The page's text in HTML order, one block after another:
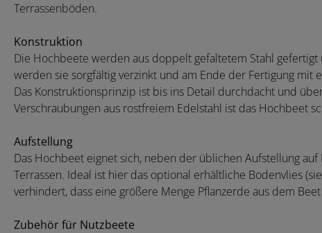
Terrassenböden.
Konstruktion
Die Hochbeete werden aus doppelt gefaltetem Stahl
werden sie sorgfältig verzinkt und am Ende der Fertigung mit
Das Konstruktionsprinzip ist bis ins Detail durchdacht und
Verschraubungen aus rostfreiem Edelstahl ist das Hochbeet
Aufstellung
Das Hochbeet eignet sich, neben der üblichen Aufstellung
Terrassen. Ideal ist hier das optional erhältliche Bodenvlies
verhindert, dass eine größere Menge Pflanzerde aus dem
Zubehör für Nutzbeete